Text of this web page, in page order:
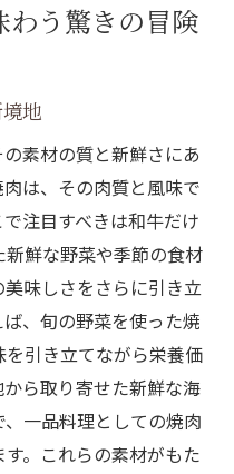
する食のアート
調理テクニック
和牛の美味しさ
とディップの秘密
めるマリネの技
絶品の付け合わせ
焼肉のコツ
一品料理の秘密
一品料理のアイデア
一品料理ガイド
る記念日ディナー
う驚きの冒険
地
素材の質と新鮮さにあ
は、その肉質と風味で
注目すべきは和牛だけ
鮮な野菜や季節の食材
味しさをさらに引き立
、旬の野菜を使った焼
引き立てながら栄養価
ら取り寄せた新鮮な海
一品料理としての焼肉
。これらの素材がもた